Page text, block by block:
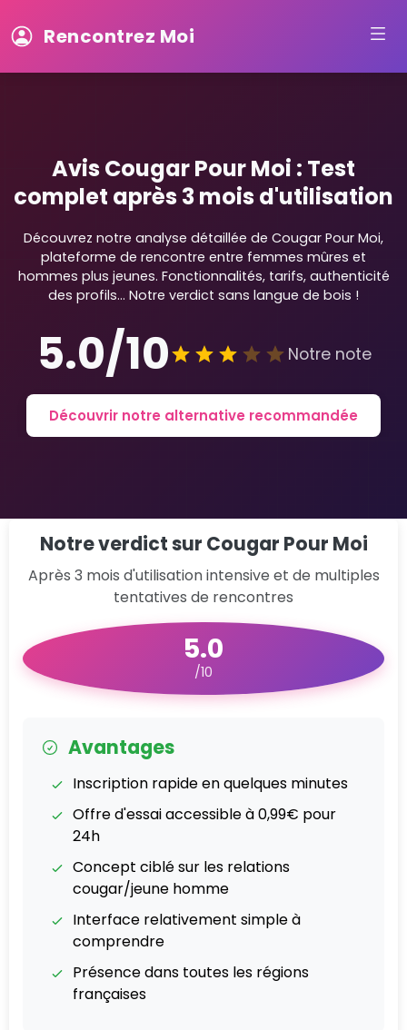
Rencontrez Moi
Avis Cougar Pour Moi : Test
complet après 3 mois d'utilisation
Découvrez notre analyse détaillée de Cougar Pour Moi,
plateforme de rencontre entre femmes mûres et
hommes plus jeunes. Fonctionnalités, tarifs, authenticité
des profils... Notre verdict sans langue de bois !
5.0/10 Notre note
Découvrir notre alternative recommandée
Notre verdict sur Cougar Pour Moi
Après 3 mois d'utilisation intensive et de multiples
tentatives de rencontres
5.0
/10
Avantages
Inscription rapide en quelques minutes
Offre d'essai accessible à 0,99€ pour
24h
Concept ciblé sur les relations
cougar/jeune homme
Interface relativement simple à
comprendre
Présence dans toutes les régions
françaises